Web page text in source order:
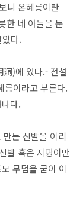
니 온혜릉이란
한 네 아들을 둔
다.
)에 있다.- 전설
릉이라고 부른다.
다.
든 신발을 이리
발 혹은 지팡이만
무덤을 굳이 이